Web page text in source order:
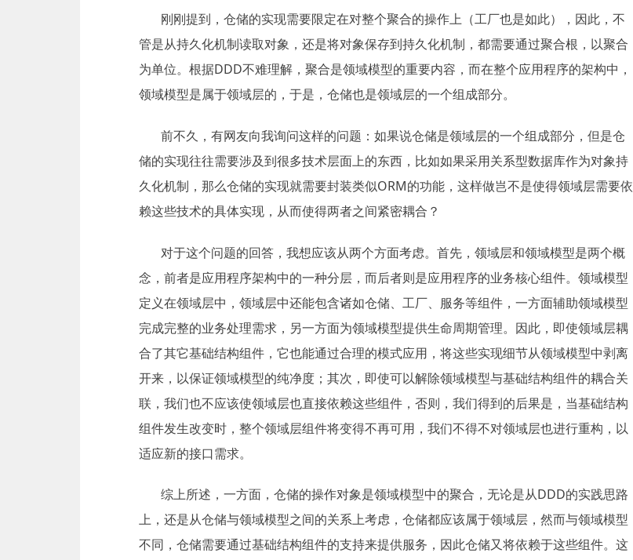
刚刚提到，仓储的实现需要限定在对整个聚合的操作上（工厂也是如此），因此，不
管是从持久化机制读取对象，还是将对象保存到持久化机制，都需要通过聚合根，以聚合
为单位。根据DDD不难理解，聚合是领域模型的重要内容，而在整个应用程序的架构中，
领域模型是属于领域层的，于是，仓储也是领域层的一个组成部分。
前不久，有网友向我询问这样的问题：如果说仓储是领域层的一个组成部分，但是仓
储的实现往往需要涉及到很多技术层面上的东西，比如如果采用关系型数据库作为对象持
久化机制，那么仓储的实现就需要封装类似ORM的功能，这样做岂不是使得领域层需要依
赖这些技术的具体实现，从而使得两者之间紧密耦合？
对于这个问题的回答，我想应该从两个方面考虑。首先，领域层和领域模型是两个概
念，前者是应用程序架构中的一种分层，而后者则是应用程序的业务核心组件。领域模型
定义在领域层中，领域层中还能包含诸如仓储、工厂、服务等组件，一方面辅助领域模型
完成完整的业务处理需求，另一方面为领域模型提供生命周期管理。因此，即使领域层耦
合了其它基础结构组件，它也能通过合理的模式应用，将这些实现细节从领域模型中剥离
开来，以保证领域模型的纯净度；其次，即使可以解除领域模型与基础结构组件的耦合关
联，我们也不应该使领域层也直接依赖这些组件，否则，我们得到的后果是，当基础结构
组件发生改变时，整个领域层组件将变得不再可用，我们不得不对领域层也进行重构，以
适应新的接口需求。
综上所述，一方面，仓储的操作对象是领域模型中的聚合，无论是从DDD的实践思路
上，还是从仓储与领域模型之间的关系上考虑，仓储都应该属于领域层，然而与领域模型
不同，仓储需要通过基础结构组件的支持来提供服务，因此仓储又将依赖于这些组件。这